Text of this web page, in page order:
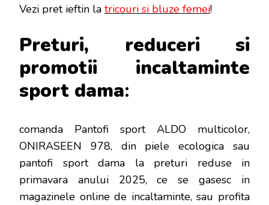
Vezi pret ieftin la tricouri si bluze femei!
Preturi, reduceri si
promotii incaltaminte
sport dama:
comanda Pantofi sport ALDO multicolor,
ONIRASEEN 978, din piele ecologica sau
pantofi sport dama la preturi reduse in
primavara anului 2025, ce se gasesc in
magazinele online de incaltaminte, sau profita